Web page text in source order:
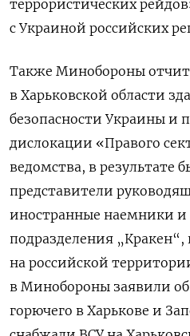
террористических
с Украиной российских
Также Минобороны
в Харьковской области
безопасности Украины и
дислокации «Правого
ведомства, в результате
представители
иностранные наемники и
подразделения
на российской
в Минобороны заявили
горючего в Харькове и